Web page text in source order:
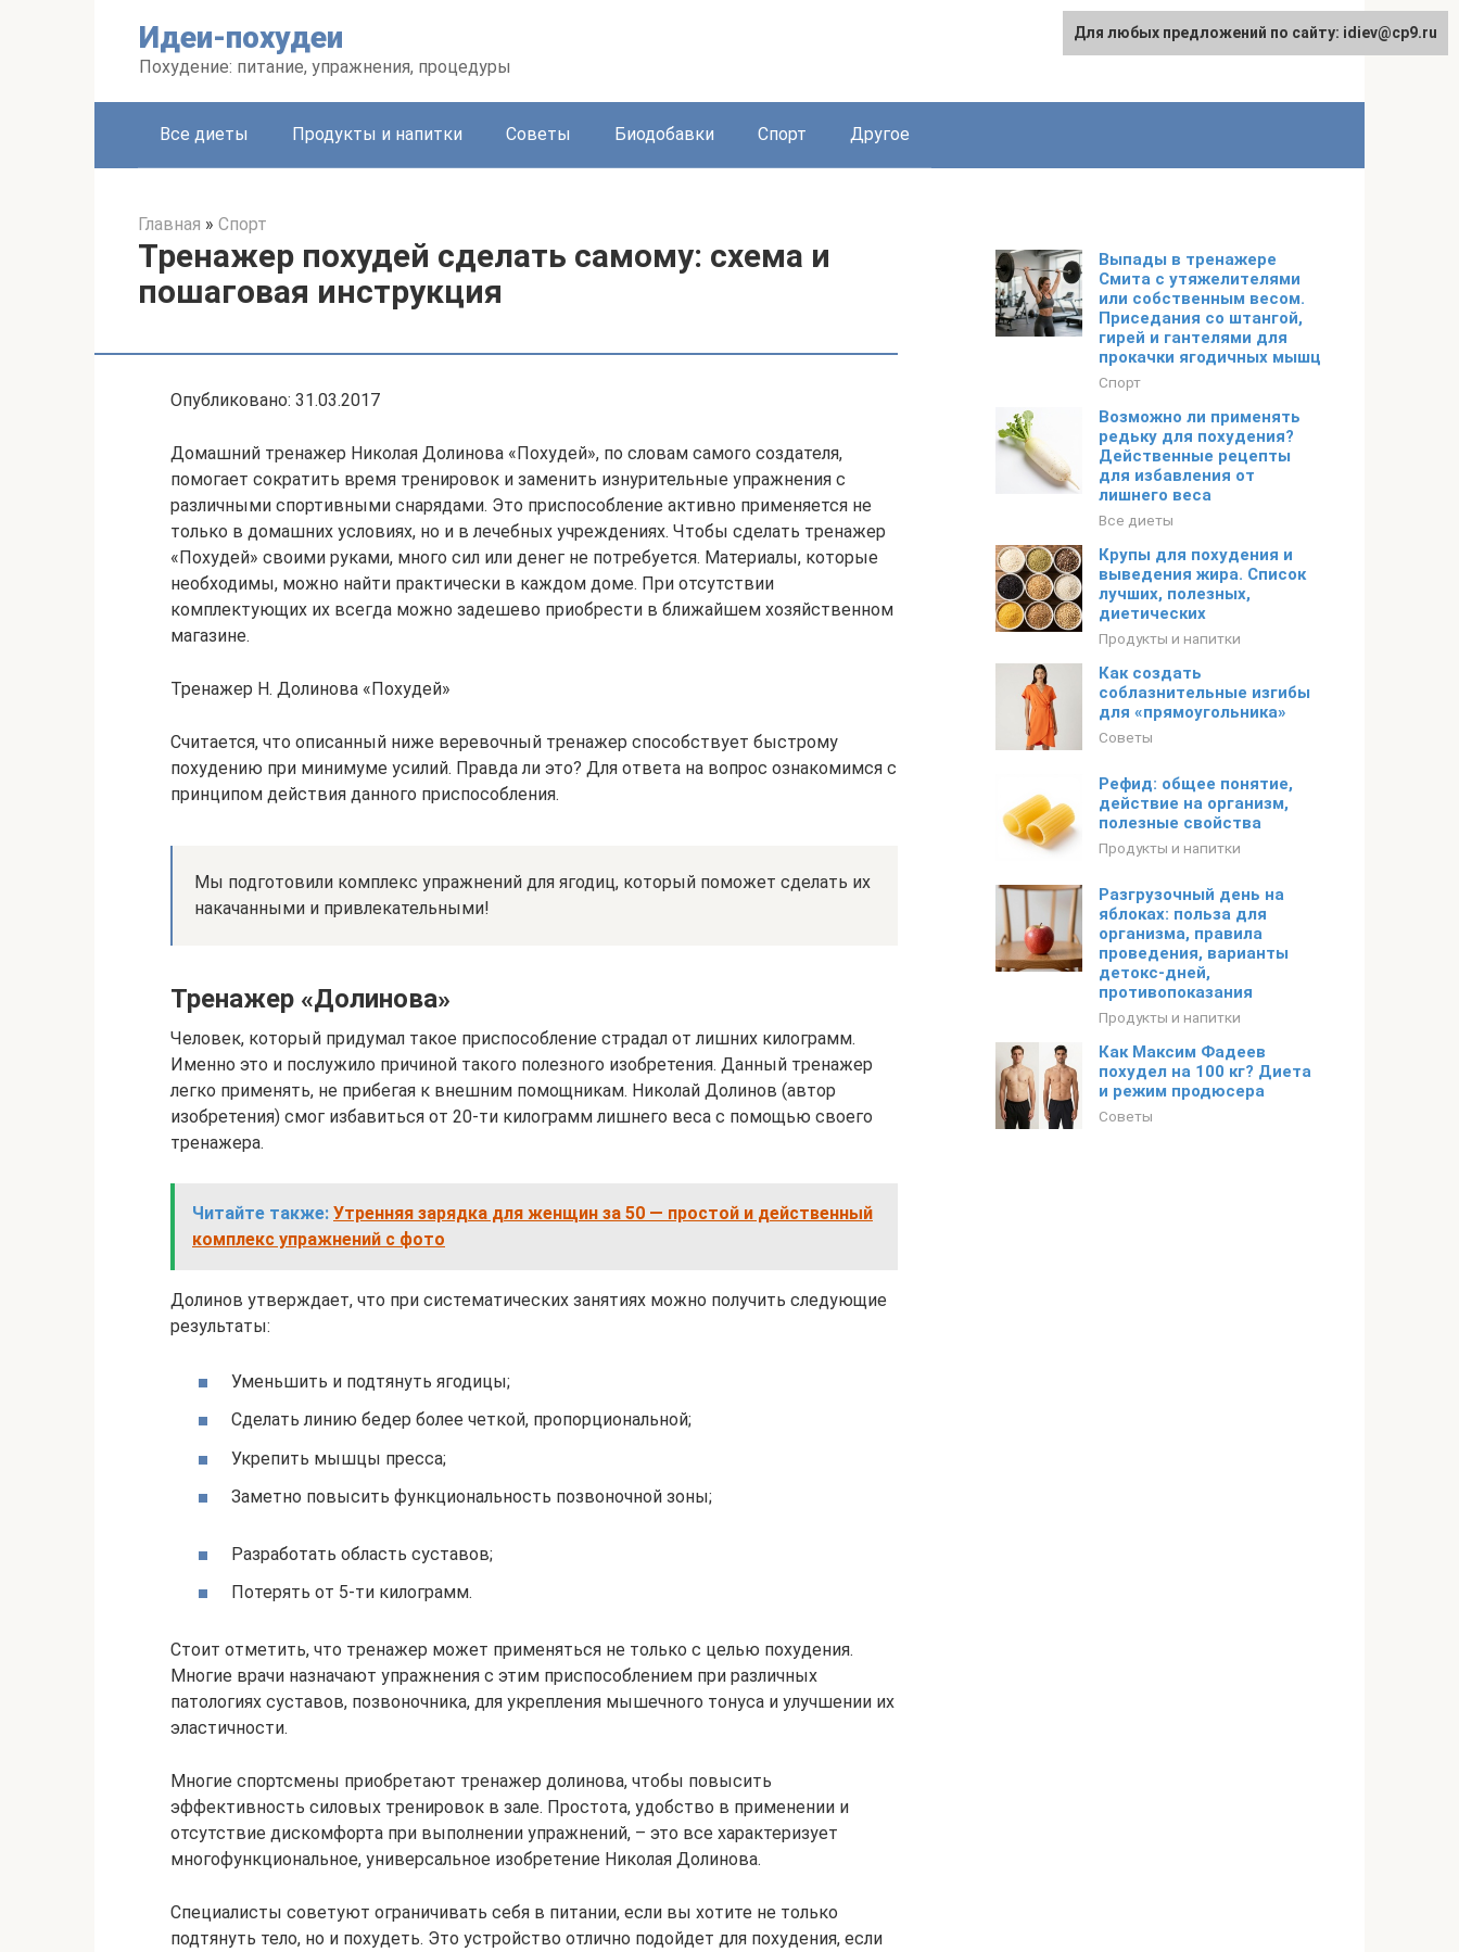
Идеи-похудеи
Похудение: питание, упражнения, процедуры
Все диеты Продукты и напитки Советы Биодобавки Спорт Другое
Главная » Спорт
Тренажер похудей сделать самому: cхема и
пошаговая инструкция
Опубликовано: 31.03.2017
Домашний тренажер Николая Долинова «Похудей», по словам самого создателя,
помогает сократить время тренировок и заменить изнурительные упражнения с
различными спортивными снарядами. Это приспособление активно применяется не
только в домашних условиях, но и в лечебных учреждениях. Чтобы сделать тренажер
«Похудей» своими руками, много сил или денег не потребуется. Материалы, которые
необходимы, можно найти практически в каждом доме. При отсутствии
комплектующих их всегда можно задешево приобрести в ближайшем хозяйственном
магазине.
Тренажер Н. Долинова «Похудей»
Считается, что описанный ниже веревочный тренажер способствует быстрому
похудению при минимуме усилий. Правда ли это? Для ответа на вопрос ознакомимся с
принципом действия данного приспособления.
Мы подготовили комплекс упражнений для ягодиц, который поможет сделать их
накачанными и привлекательными!
Тренажер «Долинова»
Человек, который придумал такое приспособление страдал от лишних килограмм.
Именно это и послужило причиной такого полезного изобретения. Данный тренажер
легко применять, не прибегая к внешним помощникам. Николай Долинов (автор
изобретения) смог избавиться от 20-ти килограмм лишнего веса с помощью своего
тренажера.
Читайте также: Утренняя зарядка для женщин за 50 — простой и действенный
комплекс упражнений с фото
Долинов утверждает, что при систематических занятиях можно получить следующие
результаты:
Уменьшить и подтянуть ягодицы;
Сделать линию бедер более четкой, пропорциональной;
Укрепить мышцы пресса;
Заметно повысить функциональность позвоночной зоны;
Разработать область суставов;
Потерять от 5-ти килограмм.
Стоит отметить, что тренажер может применяться не только с целью похудения.
Многие врачи назначают упражнения с этим приспособлением при различных
патологиях суставов, позвоночника, для укрепления мышечного тонуса и улучшении их
эластичности.
Многие спортсмены приобретают тренажер долинова, чтобы повысить
эффективность силовых тренировок в зале. Простота, удобство в применении и
отсутствие дискомфорта при выполнении упражнений, – это все характеризует
многофункциональное, универсальное изобретение Николая Долинова.
Специалисты советуют ограничивать себя в питании, если вы хотите не только
подтянуть тело, но и похудеть. Это устройство отлично подойдет для похудения, если
Выпады в тренажере
Смита с утяжелителями
или собственным весом.
Приседания со штангой,
гирей и гантелями для
прокачки ягодичных мышц
Спорт
Возможно ли применять
редьку для похудения?
Действенные рецепты
для избавления от
лишнего веса
Все диеты
Крупы для похудения и
выведения жира. Список
лучших, полезных,
диетических
Продукты и напитки
Как создать
соблазнительные изгибы
для «прямоугольника»
Советы
Рефид: общее понятие,
действие на организм,
полезные свойства
Продукты и напитки
Разгрузочный день на
яблоках: польза для
организма, правила
проведения, варианты
детокс-дней,
противопоказания
Продукты и напитки
Как Максим Фадеев
похудел на 100 кг? Диета
и режим продюсера
Советы
Для любых предложений по сайту: idiev@cp9.ru